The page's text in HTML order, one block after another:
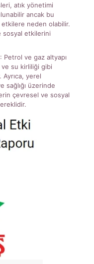
atık yönetimi
ancak bu
neden olabilir.
sosyal etkilerini
: Petrol ve gaz altyapı
ve su kirliliği gibi
yerel
sağlığı üzerinde
çevresel ve sosyal